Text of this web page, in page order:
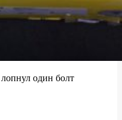
один болт